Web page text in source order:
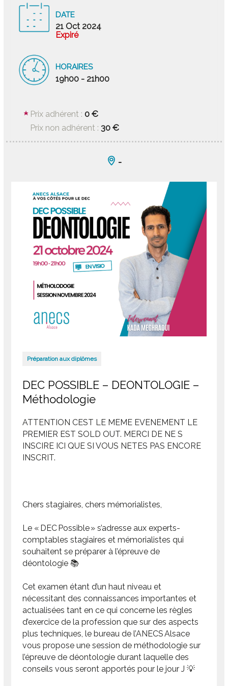
DATE
21 Oct 2024
Expiré
HORAIRES
19h00 - 21h00
Prix adhérent :0 €
Prix non adhérent :30 €
-
Préparation aux diplômes
DEC POSSIBLE – DEONTOLOGIE –
Méthodologie
ATTENTION CEST LE MEME EVENEMENT LE
PREMIER EST SOLD OUT. MERCI DE NE S
INSCIRE ICI QUE SI VOUS NETES PAS ENCORE
INSCRIT.
Chers stagiaires, chers mémorialistes,
Le « DEC Possible » s’adresse aux experts-
comptables stagiaires et mémorialistes qui
souhaitent se préparer à l’épreuve de
déontologie 📚
Cet examen étant d’un haut niveau et
nécessitant des connaissances importantes et
actualisées tant en ce qui concerne les règles
d’exercice de la profession que sur des aspects
plus techniques, le bureau de l’ANECS Alsace
vous propose une session de méthodologie sur
l’épreuve de déontologie durant laquelle des
conseils vous seront apportés pour le jour J 💡